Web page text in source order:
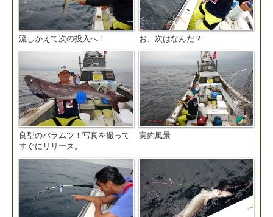
流しかえて次の投入へ！ お、次はなんだ？
良型のバラムツ！写真を撮って
すぐにリリース。
実釣風景